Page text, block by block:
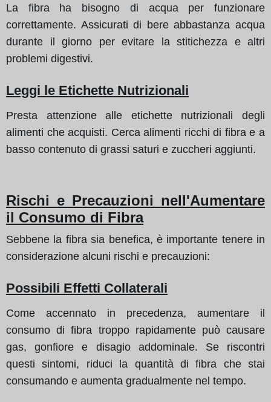
La fibra ha bisogno di acqua per funzionare
correttamente. Assicurati di bere abbastanza acqua
durante il giorno per evitare la stitichezza e altri
problemi digestivi.
Leggi le Etichette Nutrizionali
Presta attenzione alle etichette nutrizionali degli
alimenti che acquisti. Cerca alimenti ricchi di fibra e a
basso contenuto di grassi saturi e zuccheri aggiunti.
Rischi e Precauzioni nell'Aumentare
il Consumo di Fibra
Sebbene la fibra sia benefica, è importante tenere in
considerazione alcuni rischi e precauzioni:
Possibili Effetti Collaterali
Come accennato in precedenza, aumentare il
consumo di fibra troppo rapidamente può causare
gas, gonfiore e disagio addominale. Se riscontri
questi sintomi, riduci la quantità di fibra che stai
consumando e aumenta gradualmente nel tempo.